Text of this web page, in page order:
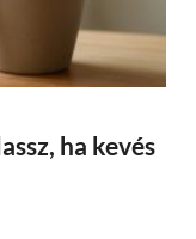
ha kevés